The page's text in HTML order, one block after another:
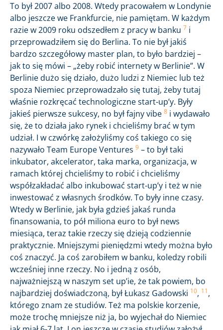
To był 2007 albo 2008. Wtedy pracowałem w Londynie
albo jeszcze we Frankfurcie, nie pamiętam. W każdym
razie w 2009 roku odszedłem z pracy w banku 7 i
przeprowadziłem się do Berlina. To nie był jakiś
bardzo szczegółowy master plan, to było bardziej –
jak to się mówi – „żeby robić internety w Berlinie”. W
Berlinie dużo się działo, dużo ludzi z Niemiec lub też
spoza Niemiec przeprowadzało się tutaj, żeby tutaj
właśnie rozkręcać technologiczne start-up’y. Były
jakieś pierwsze sukcesy, no był fajny vibe 8 i wydawało
się, że to działa jako rynek i chcieliśmy brać w tym
udział. I w czwórkę założyliśmy coś takiego co się
nazywało Team Europe Ventures 9 – to był taki
inkubator, akcelerator, taka marka, organizacja, w
ramach której chcieliśmy to robić i chcieliśmy
współzakładać albo inkubować start-up’y i też w nie
inwestować z własnych środków. To były inne czasy.
Wtedy w Berlinie, jak była gdzieś jakaś runda
finansowania, to pół miliona euro to był news
miesiąca, teraz takie rzeczy się dzieją codziennie
praktycznie. Mniejszymi pieniędzmi wtedy można było
coś znaczyć. Ja coś zarobiłem w banku, koledzy robili
wcześniej inne rzeczy. No i jedną z osób,
najważniejszą w naszym set up’ie, że tak powiem, bo
najbardziej doświadczoną, był Łukasz Gadowski 10, 11,
którego znam ze studiów. Też ma polskie korzenie,
może trochę mniejsze niż ja, bo wyjechał do Niemiec